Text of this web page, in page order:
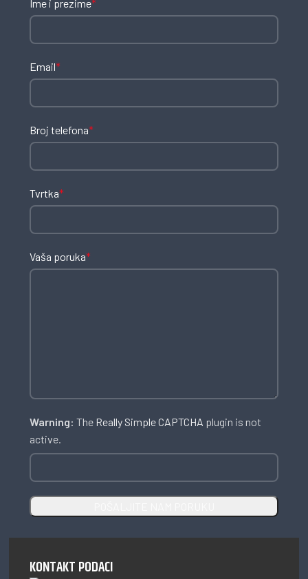
Ime i prezime*
Email*
Broj telefona*
Tvrtka*
Vaša poruka*
Warning: The Really Simple CAPTCHA plugin is not
active.
KONTAKT PODACI